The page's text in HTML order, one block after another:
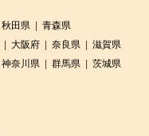
秋田県
青森県
大阪府 奈良県
滋賀県
神奈川県 群馬県 茨城県